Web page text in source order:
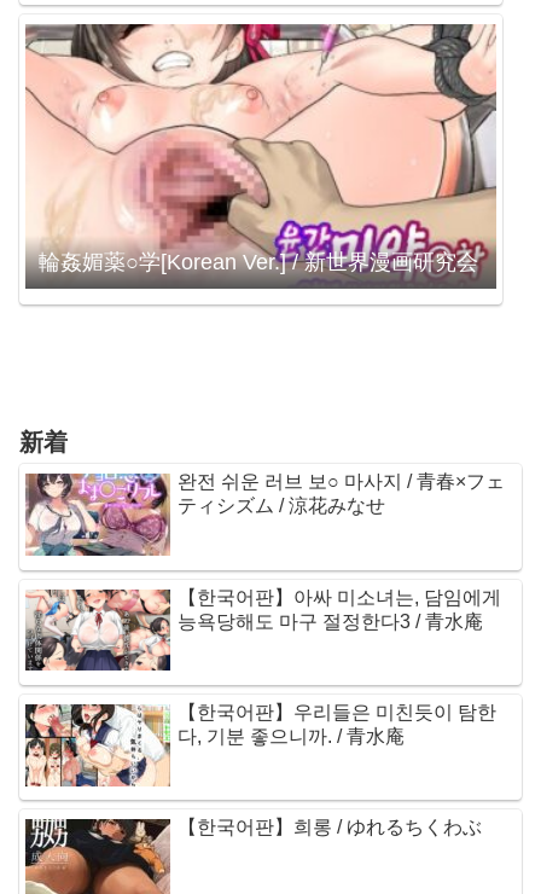
輪姦媚薬○学[Korean Ver.] / 新世界漫画研究会
新着
완전 쉬운 러브 보○ 마사지 / 青春×フェ
ティシズム / 涼花みなせ
【한국어판】아싸 미소녀는, 담임에게
능욕당해도 마구 절정한다3 / 青水庵
【한국어판】우리들은 미친듯이 탐한
다, 기분 좋으니까. / 青水庵
【한국어판】희롱 / ゆれるちくわぶ